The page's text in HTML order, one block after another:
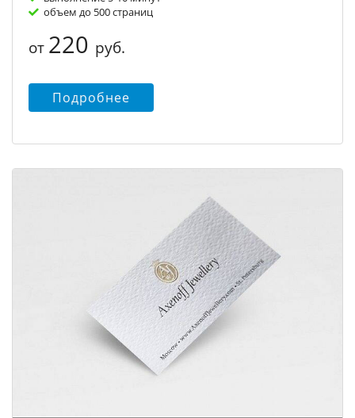
объем до 500 страниц
от 220 руб.
Подробнее